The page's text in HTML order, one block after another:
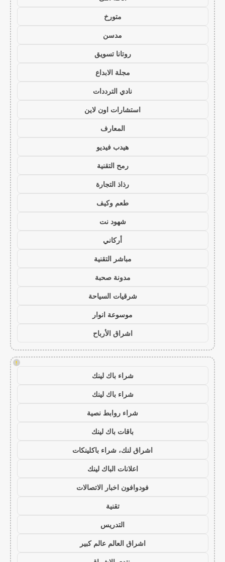
متورخ
مدسن
روتانا تسويق
مجلة الابداع
نادي الترددات
استشارات اون لاين
المعارف
هيدب فيديو
رمح التقنية
رذاذ التجارة
طعم وكيف
شهود نت
أركاني
مباشر التقنية
مدونة صحبة
شرقيات السياحة
موسوعة انوار
اشراق الأرباح
!
شراء باك لينك
شراء باك لينك
شراء روابط نصية
باقات باك لينك
اشراق لنك، شراء باكلينكات
اعلانات الباك لينك
فودوافون اخبار الاتصالات
تقنية
التدريس
اشراق العالم عالم كبير